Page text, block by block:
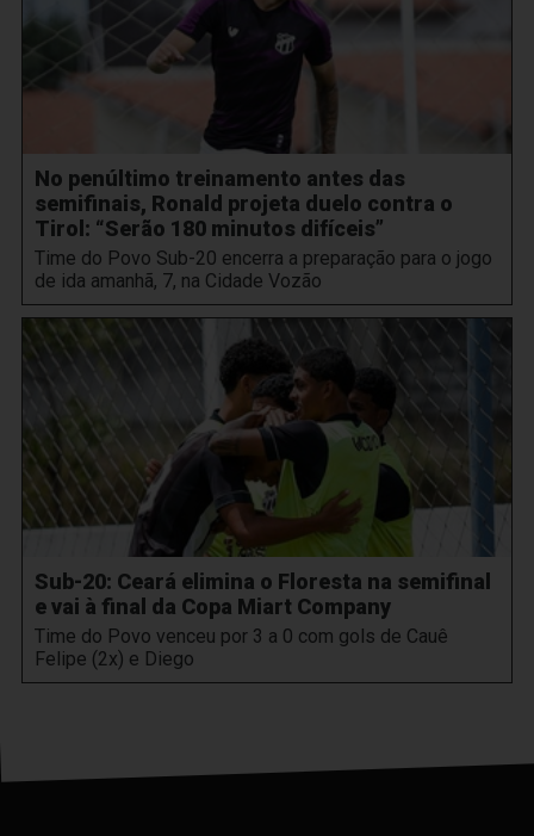
No penúltimo treinamento antes das
semifinais, Ronald projeta duelo contra o
Tirol: “Serão 180 minutos difíceis”
Time do Povo Sub-20 encerra a preparação para o jogo
de ida amanhã, 7, na Cidade Vozão
Sub-20: Ceará elimina o Floresta na semifinal
e vai à final da Copa Miart Company
Time do Povo venceu por 3 a 0 com gols de Cauê
Felipe (2x) e Diego